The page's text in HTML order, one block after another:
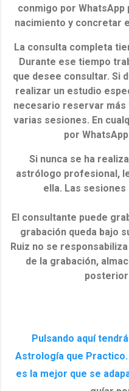
conmigo por
nacimiento y concretar
La consulta completa
Durante ese tiempo
que desee consultar. Si
realizar un estudio
necesario reservar más
varias sesiones. En
por
Si nunca se ha
astrólogo profesional,
ella. Las
El consultante puede
grabación queda bajo
Ruiz no se
de la grabación,
posterior
Pulsando aquí
Astrología que
es la mejor que se